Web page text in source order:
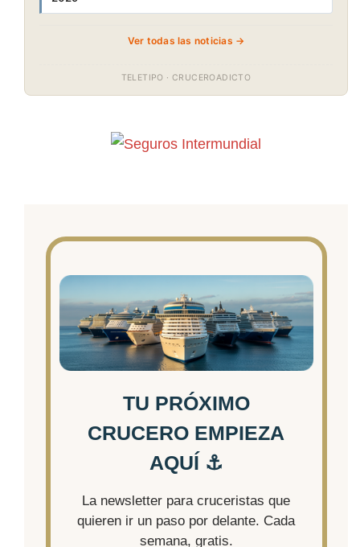
Ver todas las noticias →
TELETIPO · CRUCEROADICTO